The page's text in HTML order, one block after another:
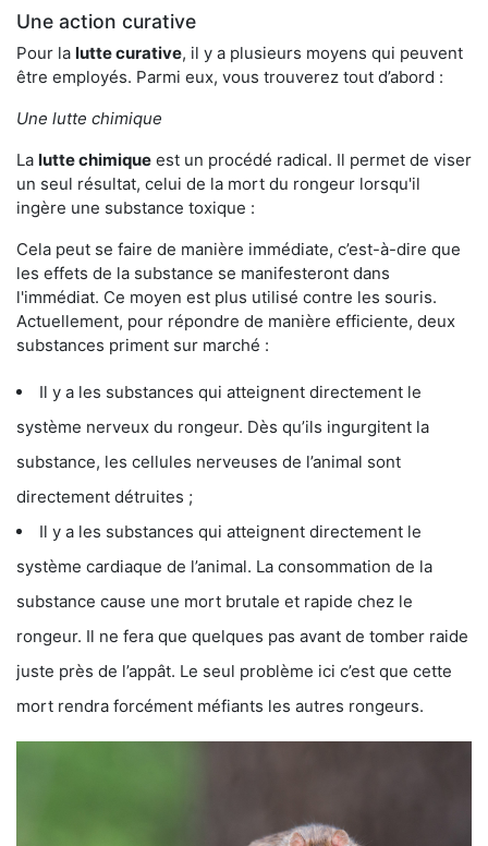
Une action curative
Pour la lutte curative, il y a plusieurs moyens qui peuvent
être employés. Parmi eux, vous trouverez tout d’abord :
Une lutte chimique
La lutte chimique est un procédé radical. Il permet de viser
un seul résultat, celui de la mort du rongeur lorsqu'il
ingère une substance toxique :
Cela peut se faire de manière immédiate, c’est-à-dire que
les effets de la substance se manifesteront dans
l'immédiat. Ce moyen est plus utilisé contre les souris.
Actuellement, pour répondre de manière efficiente, deux
substances priment sur marché :
Il y a les substances qui atteignent directement le
système nerveux du rongeur. Dès qu’ils ingurgitent la
substance, les cellules nerveuses de l’animal sont
directement détruites ;
Il y a les substances qui atteignent directement le
système cardiaque de l’animal. La consommation de la
substance cause une mort brutale et rapide chez le
rongeur. Il ne fera que quelques pas avant de tomber raide
juste près de l’appât. Le seul problème ici c’est que cette
mort rendra forcément méfiants les autres rongeurs.